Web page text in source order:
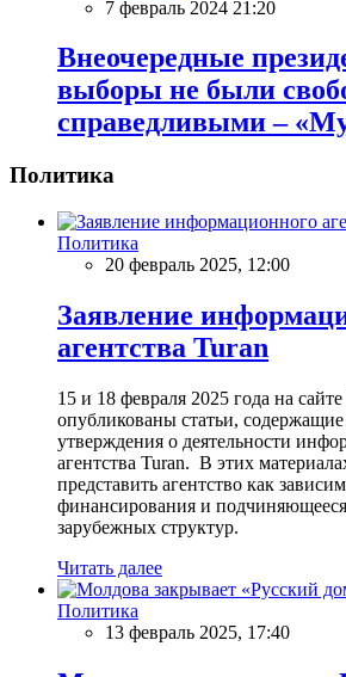
7 февраль 2024 21:20
Внеочередные
выборы не были
справедливыми –
Политика
Политика
20 февраль 2025, 12:00
Заявление
агентства Turan
15 и 18 февраля 2025 года на
опубликованы статьи, содержащие
утверждения о деятельности
агентства Turan. В этих
представить агентство как
финансирования и
зарубежных структур.
Читать далее
Политика
13 февраль 2025, 17:40